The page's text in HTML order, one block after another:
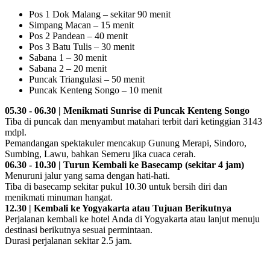
Pos 1 Dok Malang – sekitar 90 menit
Simpang Macan – 15 menit
Pos 2 Pandean – 40 menit
Pos 3 Batu Tulis – 30 menit
Sabana 1 – 30 menit
Sabana 2 – 20 menit
Puncak Triangulasi – 50 menit
Puncak Kenteng Songo – 10 menit
05.30 - 06.30 | Menikmati Sunrise di Puncak Kenteng Songo
Tiba di puncak dan menyambut matahari terbit dari ketinggian 3143
mdpl.
Pemandangan spektakuler mencakup Gunung Merapi, Sindoro,
Sumbing, Lawu, bahkan Semeru jika cuaca cerah.
06.30 - 10.30 | Turun Kembali ke Basecamp (sekitar 4 jam)
Menuruni jalur yang sama dengan hati-hati.
Tiba di basecamp sekitar pukul 10.30 untuk bersih diri dan
menikmati minuman hangat.
12.30 | Kembali ke Yogyakarta atau Tujuan Berikutnya
Perjalanan kembali ke hotel Anda di Yogyakarta atau lanjut menuju
destinasi berikutnya sesuai permintaan.
Durasi perjalanan sekitar 2.5 jam.